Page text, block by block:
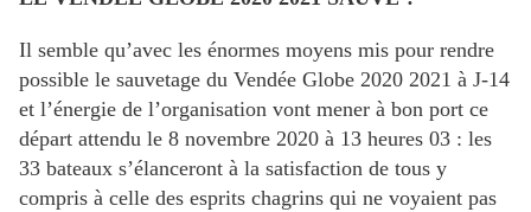
Il semble qu’avec les énormes moyens mis pour rendre
possible le sauvetage du Vendée Globe 2020 2021 à J-14
et l’énergie de l’organisation vont mener à bon port ce
départ attendu le 8 novembre 2020 à 13 heures 03 : les
33 bateaux s’élanceront à la satisfaction de tous y
compris à celle des esprits chagrins qui ne voyaient pas